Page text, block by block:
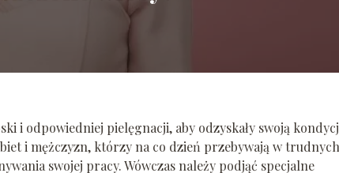
i odpowiedniej pielęgnacji, aby odzyskały swoją
i mężczyzn, którzy na co dzień przebywają w trudnych
swojej pracy. Wówczas należy podjąć specjalne